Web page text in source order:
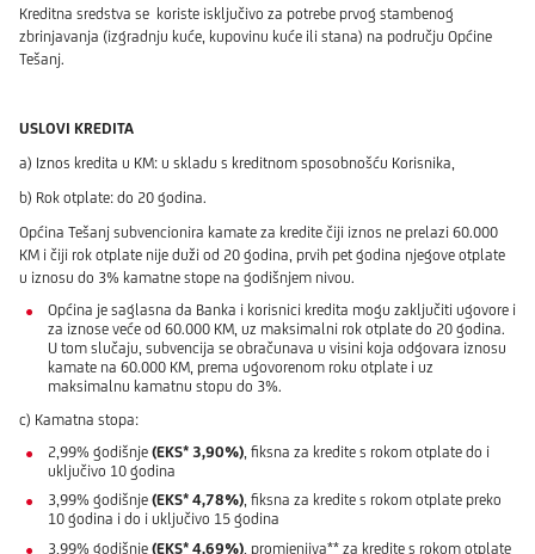
Kreditna sredstva se koriste isključivo za potrebe prvog stambenog
zbrinjavanja (izgradnju kuće, kupovinu kuće ili stana) na području Općine
Tešanj.
USLOVI KREDITA
a) Iznos kredita u KM: u skladu s kreditnom sposobnošću Korisnika,
b) Rok otplate: do 20 godina.
Općina Tešanj subvencionira kamate za kredite čiji iznos ne prelazi 60.000
KM i čiji rok otplate nije duži od 20 godina, prvih pet godina njegove otplate
u iznosu do 3% kamatne stope na godišnjem nivou.
Općina je saglasna da Banka i korisnici kredita mogu zaključiti ugovore i
za iznose veće od 60.000 KM, uz maksimalni rok otplate do 20 godina.
U tom slučaju, subvencija se obračunava u visini koja odgovara iznosu
kamate na 60.000 KM, prema ugovorenom roku otplate i uz
maksimalnu kamatnu stopu do 3%.
c) Kamatna stopa:
2,99% godišnje (EKS* 3,90%) , fiksna za kredite s rokom otplate do i
uključivo 10 godina
3,99% godišnje (EKS* 4,78%), fiksna za kredite s rokom otplate preko
10 godina i do i uključivo 15 godina
3,99% godišnje (EKS* 4,69%) , promjenjiva** za kredite s rokom otplate